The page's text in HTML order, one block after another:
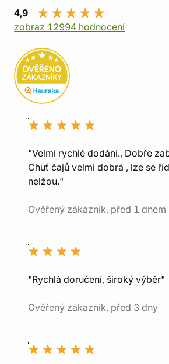
4,9
zobraz 12994 hodnocení
"Velmi rychlé dodání., Dobře
Chuť čajů velmi dobrá , lze se
nelžou."
Ověřený zákazník, před 1 dnem
"Rychlá doručení, široký výběr"
Ověřený zákazník, před 3 dny